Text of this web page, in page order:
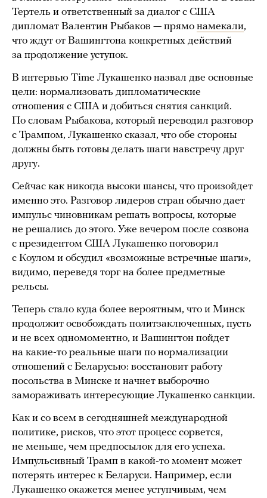
Тертель и ответственный за диалог с США
дипломат Валентин Рыбаков — прямо намекали,
что ждут от Вашингтона конкретных действий
за продолжение уступок.
В интервью Time Лукашенко назвал две основные
цели: нормализовать дипломатические
отношения с США и добиться снятия санкций.
По словам Рыбакова, который переводил разговор
с Трампом, Лукашенко сказал, что обе стороны
должны быть готовы делать шаги навстречу друг
другу.
Сейчас как никогда высоки шансы, что произойдет
именно это. Разговор лидеров стран обычно дает
импульс чиновникам решать вопросы, которые
не решались до этого. Уже вечером после созвона
с президентом США Лукашенко поговорил
с Коулом и обсудил «возможные встречные шаги»,
видимо, переведя торг на более предметные
рельсы.
Теперь стало куда более вероятным, что и Минск
продолжит освобождать политзаключенных, пусть
и не всех одномоментно, и Вашингтон пойдет
на какие-то реальные шаги по нормализации
отношений с Беларусью: восстановит работу
посольства в Минске и начнет выборочно
замораживать интересующие Лукашенко санкции.
Как и со всем в сегодняшней международной
политике, рисков, что этот процесс сорвется,
не меньше, чем предпосылок для его успеха.
Импульсивный Трамп в какой-то момент может
потерять интерес к Беларуси. Например, если
Лукашенко окажется менее уступчивым, чем